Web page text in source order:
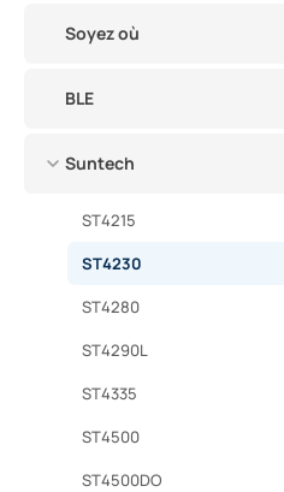
Soyez où
BLE
Suntech
ST4215
ST4230
ST4280
ST4290L
ST4335
ST4500
ST4500DO